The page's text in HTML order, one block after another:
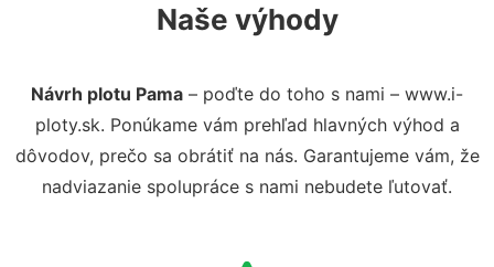
Naše výhody
Návrh plotu Pama – poďte do toho s nami – www.i-
ploty.sk. Ponúkame vám prehľad hlavných výhod a
dôvodov, prečo sa obrátiť na nás. Garantujeme vám, že
nadviazanie spolupráce s nami nebudete ľutovať.